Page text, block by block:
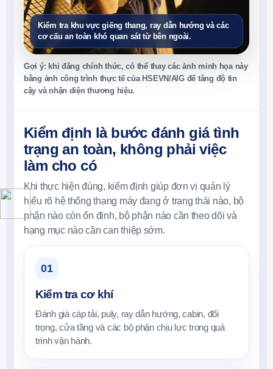
Kiểm tra khu vực giếng thang, ray dẫn hướng và các
cơ cấu an toàn khó quan sát từ bên ngoài.
Gợi ý: khi đăng chính thức, có thể thay các ảnh minh họa này
bằng ảnh công trình thực tế của HSEVN/AIG để tăng độ tin
cậy và nhận diện thương hiệu.
Kiểm định là bước đánh giá tình
trạng an toàn, không phải việc
làm cho có
Khi thực hiện đúng, kiểm định giúp đơn vị quản lý
hiểu rõ hệ thống thang máy đang ở trạng thái nào, bộ
phận nào còn ổn định, bộ phận nào cần theo dõi và
hạng mục nào cần can thiệp sớm.
01
Kiểm tra cơ khí
Đánh giá cáp tải, puly, ray dẫn hướng, cabin, đối
trọng, cửa tầng và các bộ phận chịu lực trong quá
trình vận hành.